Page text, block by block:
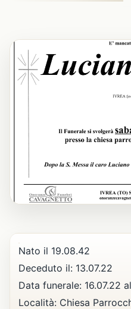
Nato il 19.08.42
Deceduto il: 13.07.22
Data funerale: 16.07.22
Località: Chiesa